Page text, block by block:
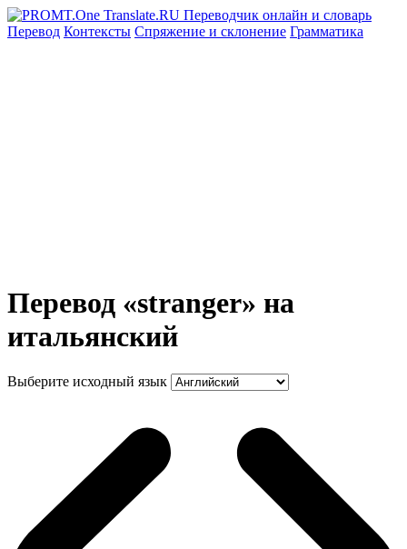
Перевод Контексты Спряжение и склонение Грамматика
Перевод «stranger» на
итальянский
Выберите исходный язык